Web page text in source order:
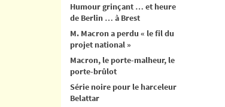
Humour grinçant … et heure
de Berlin … à Brest
M. Macron a perdu « le fil du
projet national »
Macron, le porte-malheur, le
porte-brûlot
Série noire pour le harceleur
Belattar